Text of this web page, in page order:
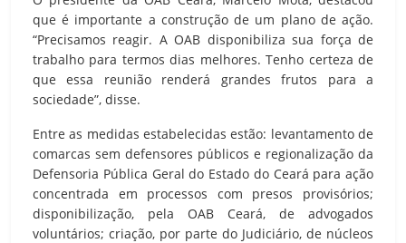
que é importante a construção de um plano de ação.
“Precisamos reagir. A OAB disponibiliza sua força de
trabalho para termos dias melhores. Tenho certeza de
que essa reunião renderá grandes frutos para a
sociedade”, disse.
Entre as medidas estabelecidas estão: levantamento de
comarcas sem defensores públicos e regionalização da
Defensoria Pública Geral do Estado do Ceará para ação
concentrada em processos com presos provisórios;
disponibilização, pela OAB Ceará, de advogados
voluntários; criação, por parte do Judiciário, de núcleos